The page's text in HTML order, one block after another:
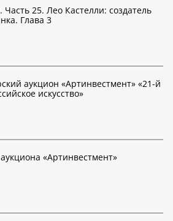
25. Лео Кастелли: создатель
Глава 3
аукцион «Артинвестмент» «21-й
искусство»
«Артинвестмент»